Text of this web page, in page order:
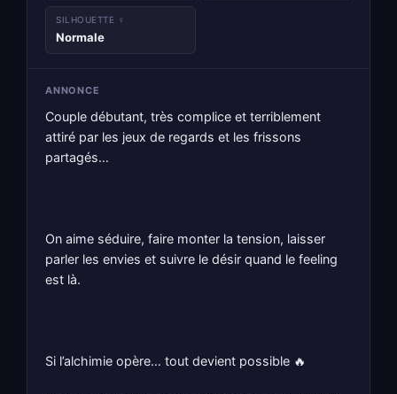
SILHOUETTE ♀
Normale
ANNONCE
Couple débutant, très complice et terriblement
attiré par les jeux de regards et les frissons
partagés…
On aime séduire, faire monter la tension, laisser
parler les envies et suivre le désir quand le feeling
est là.
Si l’alchimie opère… tout devient possible 🔥